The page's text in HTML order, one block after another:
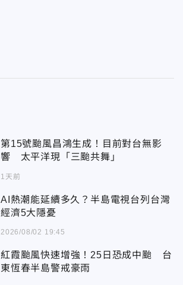
第15號颱風昌鴻生成！目前對台無影
響 太平洋現「三颱共舞」
1天前
AI熱潮能延續多久？半島電視台列台灣
經濟5大隱憂
2026/08/02 19:45
紅霞颱風快速增強！25日恐成中颱 台
東恆春半島警戒豪雨